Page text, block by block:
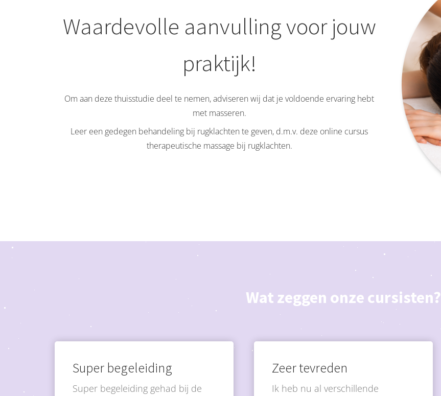
Waardevolle aanvulling voor jouw
praktijk!
Om aan deze thuisstudie deel te nemen, adviseren wij dat je voldoende ervaring hebt
met masseren.
Leer een gedegen behandeling bij rugklachten te geven, d.m.v. deze online cursus
therapeutische massage bij rugklachten.
Wat zeggen onze cursisten?
Super begeleiding
Super begeleiding gehad bij de
Zeer tevreden
Ik heb nu al verschillende